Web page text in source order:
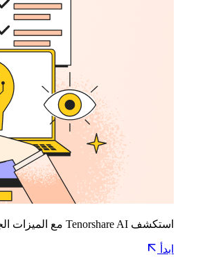
استكشف Tenorshare AI مع الميزات الجديدة المذهلة
ابدأ